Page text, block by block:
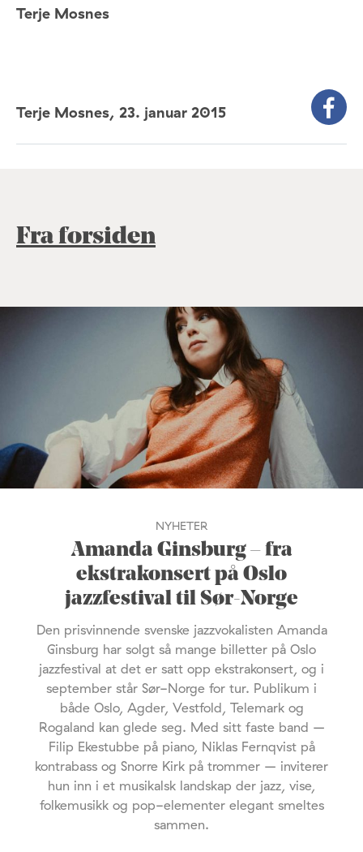
Terje Mosnes
Terje Mosnes, 23. januar 2015
Fra forsiden
NYHETER
Amanda Ginsburg – fra
ekstrakonsert på Oslo
jazzfestival til Sør-Norge
Den prisvinnende svenske jazzvokalisten Amanda
Ginsburg har solgt så mange billetter på Oslo
jazzfestival at det er satt opp ekstrakonsert, og i
september står Sør-Norge for tur. Publikum i
både Oslo, Agder, Vestfold, Telemark og
Rogaland kan glede seg. Med sitt faste band –
Filip Ekestubbe på piano, Niklas Fernqvist på
kontrabass og Snorre Kirk på trommer – inviterer
hun inn i et musikalsk landskap der jazz, vise,
folkemusikk og pop-elementer elegant smeltes
sammen.